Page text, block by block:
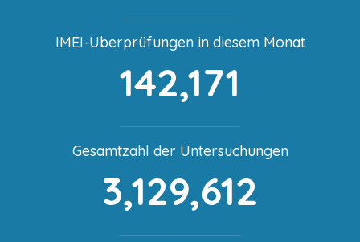
IMEI-Überprüfungen in diesem Monat
142,171
Gesamtzahl der Untersuchungen
3,129,612